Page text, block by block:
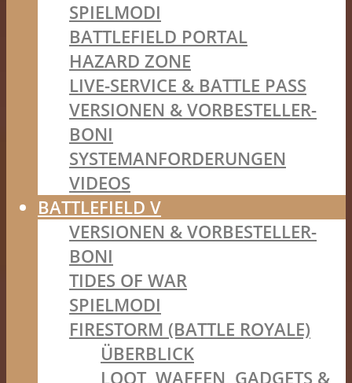
SPIELMODI
BATTLEFIELD PORTAL
HAZARD ZONE
LIVE-SERVICE & BATTLE PASS
VERSIONEN & VORBESTELLER-
BONI
SYSTEMANFORDERUNGEN
VIDEOS
BATTLEFIELD V
VERSIONEN & VORBESTELLER-
BONI
TIDES OF WAR
SPIELMODI
FIRESTORM (BATTLE ROYALE)
ÜBERBLICK